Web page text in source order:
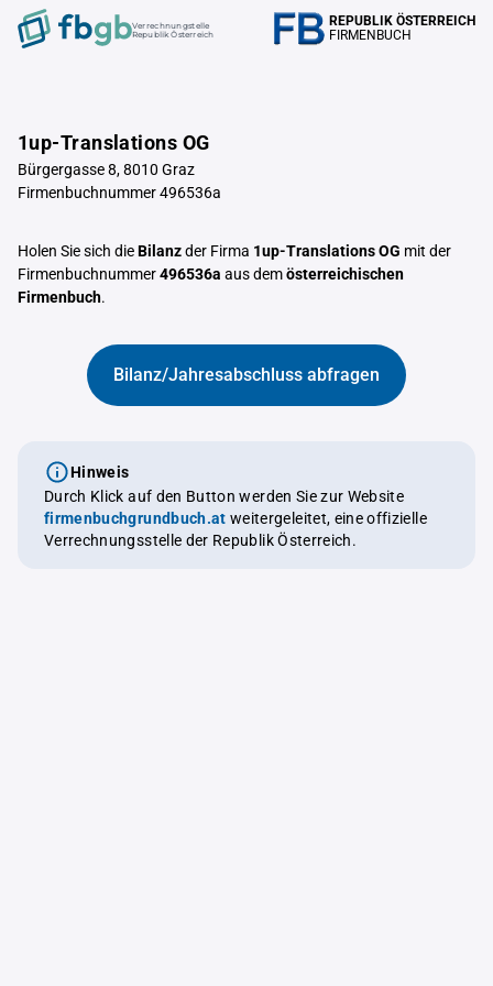
Verrechnungstelle
Republik Österreich
REPUBLIK ÖSTERREICH
FIRMENBUCH
1up-Translations OG
Bürgergasse 8, 8010 Graz
Firmenbuchnummer 496536a
Holen Sie sich dieBilanzder Firma 1up-Translations OG mit der
Firmenbuchnummer496536a aus demösterreichischen
Firmenbuch.
Bilanz/Jahresabschluss abfragen
Hinweis
Durch Klick auf den Button werden Sie zur Website
firmenbuchgrundbuch.at weitergeleitet, eine offizielle
Verrechnungsstelle der Republik Österreich.